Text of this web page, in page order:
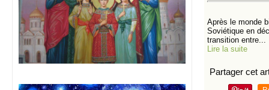
Après le monde
Soviétique en
transition entre...
Lire la suite
Partager cet